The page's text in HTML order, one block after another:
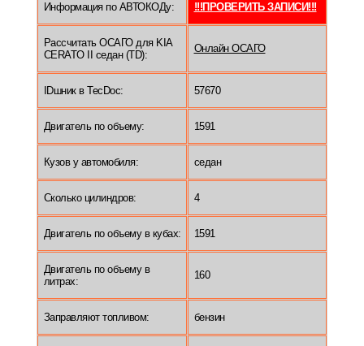
Информация по АВТОКОДу: !!!ПРОВЕРИТЬ ЗАПИСИ!!!
Рассчитать ОСАГО для KIA
CERATO II седан (TD):
Онлайн ОСАГО
IDшник в TecDoc: 57670
Двигатель по объему: 1591
Кузов у автомобиля: седан
Сколько цилиндров: 4
Двигатель по объему в кубах: 1591
Двигатель по объему в
литрах:
160
Заправляют топливом: бензин